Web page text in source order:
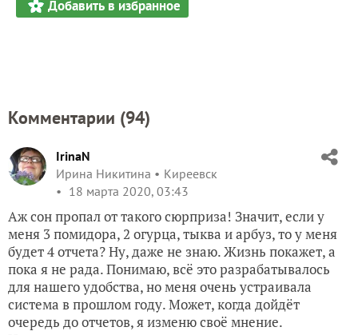
Добавить в избранное
Комментарии (94)
IrinaN
Ирина Никитина
Киреевск
18 марта 2020, 03:43
Аж сон пропал от такого сюрприза! Значит, если у
меня 3 помидора, 2 огурца, тыква и арбуз, то у меня
будет 4 отчета? Ну, даже не знаю. Жизнь покажет, а
пока я не рада. Понимаю, всё это разрабатывалось
для нашего удобства, но меня очень устраивала
система в прошлом году. Может, когда дойдёт
очередь до отчетов, я изменю своё мнение.